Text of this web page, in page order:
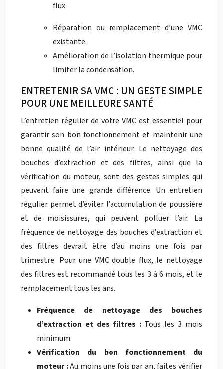
flux.
Réparation ou remplacement d’une VMC
existante.
Amélioration de l’isolation thermique pour
limiter la condensation.
ENTRETENIR SA VMC : UN GESTE SIMPLE
POUR UNE MEILLEURE SANTÉ
L’entretien régulier de votre VMC est essentiel pour
garantir son bon fonctionnement et maintenir une
bonne qualité de l’air intérieur. Le nettoyage des
bouches d’extraction et des filtres, ainsi que la
vérification du moteur, sont des gestes simples qui
peuvent faire une grande différence. Un entretien
régulier permet d’éviter l’accumulation de poussière
et de moisissures, qui peuvent polluer l’air. La
fréquence de nettoyage des bouches d’extraction et
des filtres devrait être d’au moins une fois par
trimestre. Pour une VMC double flux, le nettoyage
des filtres est recommandé tous les 3 à 6 mois, et le
remplacement tous les ans.
Fréquence de nettoyage des bouches
d’extraction et des filtres : Tous les 3 mois
minimum.
Vérification du bon fonctionnement du
moteur :Au moins une fois par an, faites vérifier